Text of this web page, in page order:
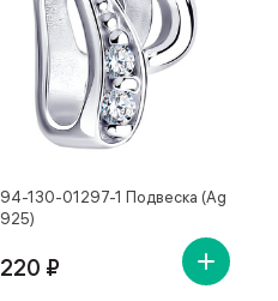
94-130-01297-1 Подвеска (Ag
925)
220 ₽